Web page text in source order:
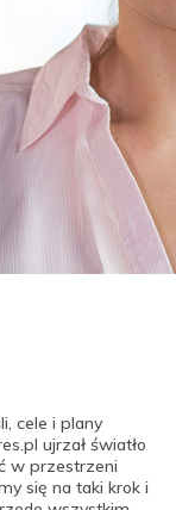
cele i plany
ujrzał światło
w przestrzeni
się na taki krok i